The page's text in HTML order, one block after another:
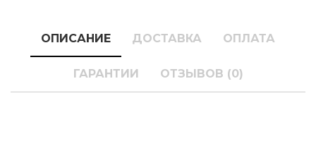
ОПИСАНИЕ ДОСТАВКА ОПЛАТА
ГАРАНТИИ ОТЗЫВОВ (0)